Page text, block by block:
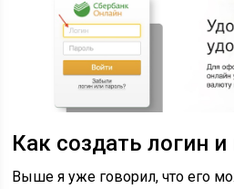
Как создать логин и
Выше я уже говорил, что его